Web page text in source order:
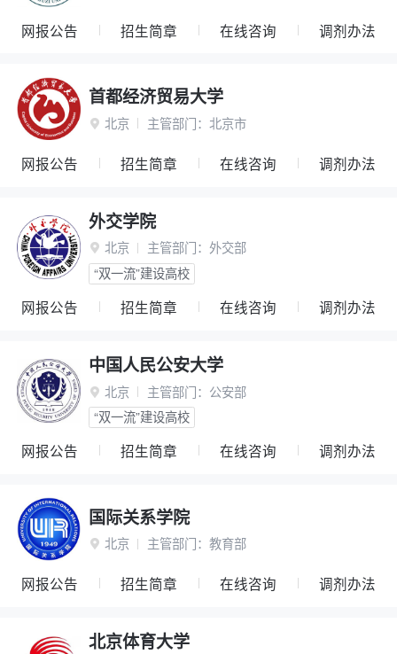
网报公告 招生简章 在线咨询 调剂办法
首都经济贸易大学
 北京 主管部门： 北京市
网报公告 招生简章 在线咨询 调剂办法
外交学院
 北京 主管部门： 外交部
“双一流”建设高校
网报公告 招生简章 在线咨询 调剂办法
中国人民公安大学
 北京 主管部门： 公安部
“双一流”建设高校
网报公告 招生简章 在线咨询 调剂办法
国际关系学院
 北京 主管部门： 教育部
网报公告 招生简章 在线咨询 调剂办法
北京体育大学